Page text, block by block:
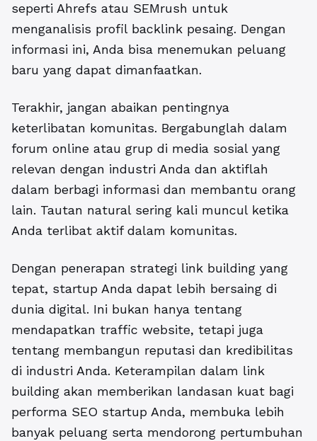
seperti Ahrefs atau SEMrush untuk
menganalisis profil backlink pesaing. Dengan
informasi ini, Anda bisa menemukan peluang
baru yang dapat dimanfaatkan.
Terakhir, jangan abaikan pentingnya
keterlibatan komunitas. Bergabunglah dalam
forum online atau grup di media sosial yang
relevan dengan industri Anda dan aktiflah
dalam berbagi informasi dan membantu orang
lain. Tautan natural sering kali muncul ketika
Anda terlibat aktif dalam komunitas.
Dengan penerapan strategi link building yang
tepat, startup Anda dapat lebih bersaing di
dunia digital. Ini bukan hanya tentang
mendapatkan traffic website, tetapi juga
tentang membangun reputasi dan kredibilitas
di industri Anda. Keterampilan dalam link
building akan memberikan landasan kuat bagi
performa SEO startup Anda, membuka lebih
banyak peluang serta mendorong pertumbuhan